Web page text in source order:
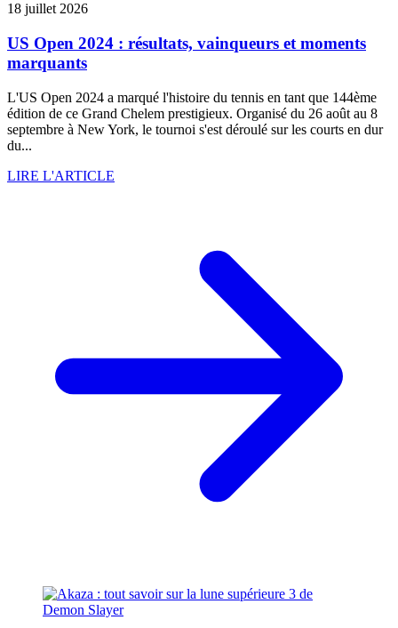
18 juillet 2026
US Open 2024 : résultats, vainqueurs et moments
marquants
L'US Open 2024 a marqué l'histoire du tennis en tant que 144ème
édition de ce Grand Chelem prestigieux. Organisé du 26 août au 8
septembre à New York, le tournoi s'est déroulé sur les courts en dur
du...
LIRE L'ARTICLE